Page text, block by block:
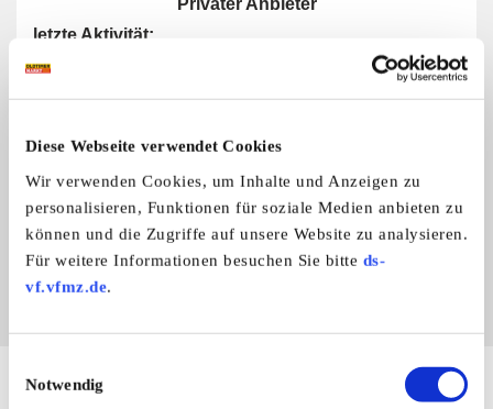
Diese Webseite verwendet Cookies
Wir verwenden Cookies, um Inhalte und Anzeigen zu
personalisieren, Funktionen für soziale Medien anbieten zu
können und die Zugriffe auf unsere Website zu analysieren.
Für weitere Informationen besuchen Sie bitte ds-
vf.vfmz.de.
Notwendig
Privater Anbieter
letzte Aktivität:
29.07.2026
Kleinanzeigen
Unsere Seite empfehlen
Hier finden Sie mehr von OLDTIMER MARKT